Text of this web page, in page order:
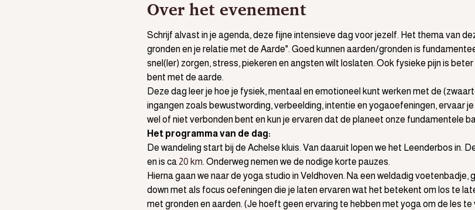
Over het evenement
Schrijf alvast in je agenda, deze fijne intensieve dag voor jezelf. Het thema van
gronden en je relatie met de Aarde". Goed kunnen aarden/gronden is
snel(ler) zorgen, stress, piekeren en angsten wilt loslaten. Ook fysieke pijn is
bent met de aarde.
Deze dag leer je hoe je fysiek, mentaal en emotioneel kunt werken met de
ingangen zoals bewustwording, verbeelding, intentie en yogaoefeningen, ervaar
wel of niet verbonden bent en kun je ervaren dat de planeet onze fundamentele
Het programma van de dag:
De wandeling start bij de Achelse kluis. Van daaruit lopen we het Leenderbos in.
en is ca 20 km. Onderweg nemen we de nodige korte pauzes.
Hierna gaan we naar de yoga studio in Veldhoven. Na een weldadig voetenbadje,
down met als focus oefeningen die je laten ervaren wat het betekent om los te
met gronden en aarden. (Je hoeft geen ervaring te hebben met yoga om de les te